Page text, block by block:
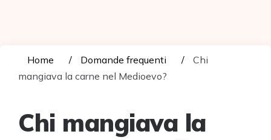
Home Domande frequenti
Chi
mangiava la carne nel Medioevo?
Chi mangiava la